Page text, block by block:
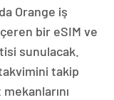
Orange iş
bir eSIM ve
sunulacak.
takip